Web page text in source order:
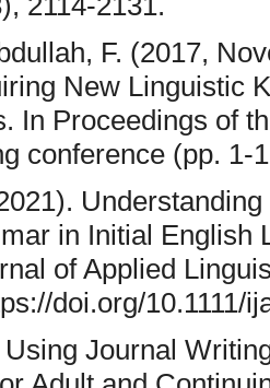
F. (2017,
New Linguistic
In Proceedings of
conference (pp. 1-
in Initial English
of Applied
doi.org/10.1111/
Journal